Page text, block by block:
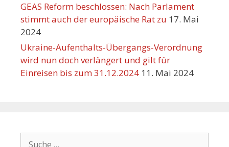
GEAS Reform beschlossen: Nach Parlament
stimmt auch der europäische Rat zu 17. Mai
2024
Ukraine-Aufenthalts-Übergangs-Verordnung
wird nun doch verlängert und gilt für
Einreisen bis zum 31.12.2024 11. Mai 2024